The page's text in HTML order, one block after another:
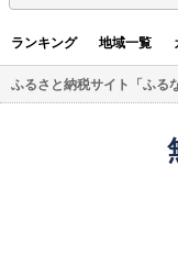
ランキング 地域一覧
ふるさと納税サイト「ふる